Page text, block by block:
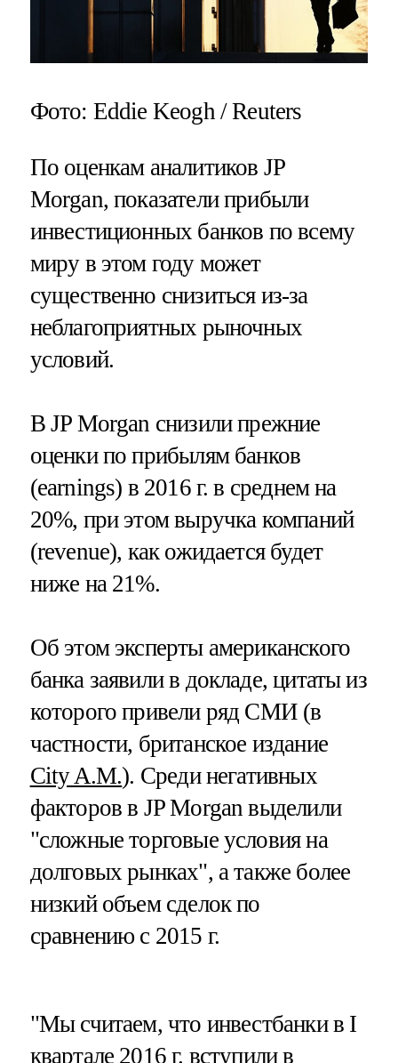
Фото: Eddie Keogh / Reuters
По оценкам аналитиков JP
Morgan, показатели прибыли
инвестиционных банков по всему
миру в этом году может
существенно снизиться из-за
неблагоприятных рыночных
условий.
В JP Morgan снизили прежние
оценки по прибылям банков
(earnings) в 2016 г. в среднем на
20%, при этом выручка компаний
(revenue), как ожидается будет
ниже на 21%.
Об этом эксперты американского
банка заявили в докладе, цитаты из
которого привели ряд СМИ (в
частности, британское издание
City A.M.). Среди негативных
факторов в JP Morgan выделили
"сложные торговые условия на
долговых рынках", а также более
низкий объем сделок по
сравнению с 2015 г.
"Мы считаем, что инвестбанки в I
квартале 2016 г. вступили в